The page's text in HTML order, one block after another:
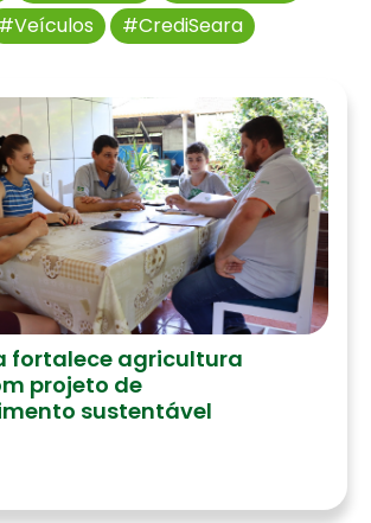
#Veículos #CrediSeara
fortalece agricultura
projeto de
sustentável